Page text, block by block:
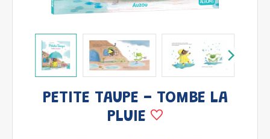
PETITE TAUPE - TOMBE LA
PLUIE